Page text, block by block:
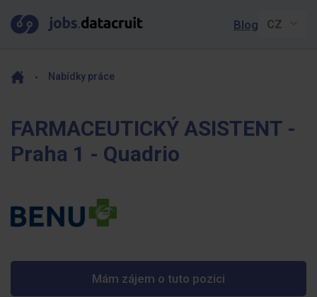
Blog
Nabídky práce
FARMACEUTICKÝ ASISTENT -
Praha 1 - Quadrio
Mám zájem o tuto pozici